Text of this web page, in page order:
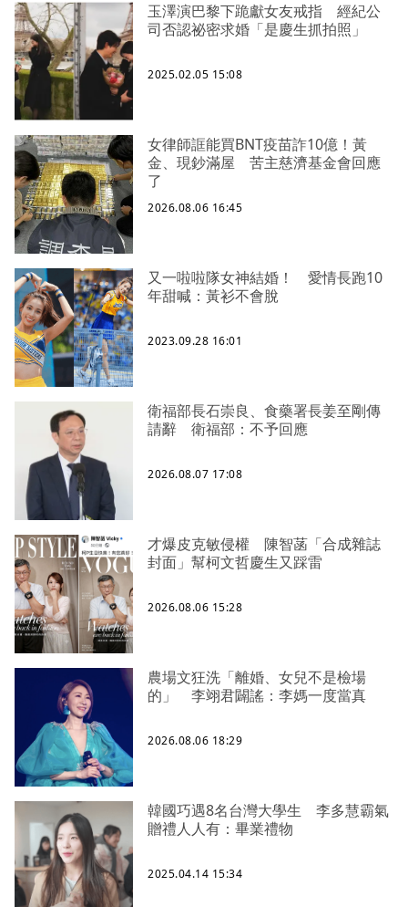
玉澤演巴黎下跪獻女友戒指 經紀公
司否認祕密求婚「是慶生抓拍照」
2025.02.05 15:08
女律師誆能買BNT疫苗詐10億！黃
金、現鈔滿屋 苦主慈濟基金會回應
了
2026.08.06 16:45
又一啦啦隊女神結婚！ 愛情長跑10
年甜喊：黃衫不會脫
2023.09.28 16:01
衛福部長石崇良、食藥署長姜至剛傳
請辭 衛福部：不予回應
2026.08.07 17:08
才爆皮克敏侵權 陳智菡「合成雜誌
封面」幫柯文哲慶生又踩雷
2026.08.06 15:28
農場文狂洗「離婚、女兒不是檢場
的」 李翊君闢謠：李媽一度當真
2026.08.06 18:29
韓國巧遇8名台灣大學生 李多慧霸氣
贈禮人人有：畢業禮物
2025.04.14 15:34